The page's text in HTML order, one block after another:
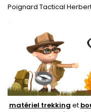
Poignard Tactical
.
matériel trekking et